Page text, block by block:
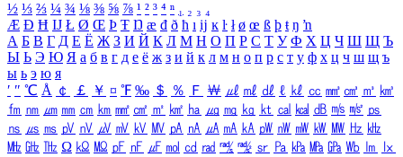
½ ⅓ ⅔ ¼ ¾ ⅛ ⅜ ⅝ ⅞ ¹ ² ³ ⁴ ⁿ ₁ ₂ ₃ ₄
Æ Ð Ħ Ĳ Ł Ø Œ Þ Ŧ Ŋ æ đ ð ħ ı ĳ ĸ ŀ ł ø œ ß þ ŧ ŋ ŉ
А Б В Г Д Е Ё Ж З И Й К Л М Н О П Р С Т У Ф Х Ц Ч Ш Щ Ъ
Ы Ь Э Ю Я а б в г д е ё ж з и й к л м н о п р с т у ф х ц ч ш щ ъ
ы ь э ю я
′ ″ ℃ Å ￠ ￡ ￥ ¤ ℉ ‰ ＄ ％ Ｆ ￦ ㎕ ㎖ ㎗ ℓ ㎘ ㏄ ㎣ ㎤ ㎥ ㎦
㎙ ㎚ ㎛ ㎜ ㎝ ㎞ ㎟ ㎠ ㎡ ㎢ ㏊ ㎍ ㎎ ㎏ ㏏ ㎈ ㎉ ㏈ ㎧ ㎨ ㎰
㎱ ㎲ ㎳ ㎴ ㎵ ㎶ ㎷ ㎸ ㎹ ㎀ ㎁ ㎂ ㎃ ㎄ ㎺ ㎻ ㎽ ㎾ ㎿ ㎐ ㎑
㎒ ㎓ ㎔ Ω ㏀ ㏁ ㎊ ㎋ ㎌ ㏖ ㏅ ㎭ ㎮ ㎯ ㏛ ㎩ ㎪ ㎫ ㎬ ㏝ ㏐
㏓